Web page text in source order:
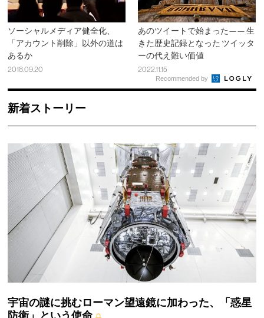
ソーシャルメディア健全化、
「アカウント削除」以外の道は
あるか
2018.09.20
あのツイートで始まった—— 生
きた歴史記録となった ツイッタ
ーの代え難い価値
2022.11.15
Recommended by
新着ストーリー
宇宙の謎に挑むローマン望遠鏡に加わった、「惑星